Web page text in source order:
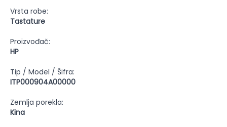
Vrsta robe:
Tastature
Proizvođač:
HP
Tip / Model / Šifra:
ITP000904A00000
Zemlja porekla:
Kina